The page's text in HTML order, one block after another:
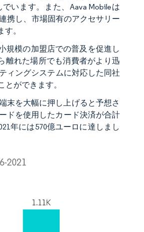
います。また、Aava Mobileは
携し、市場固有のアクセサリー
。
規模の加盟店での普及を促進し
離れた場所でも消費者がより迅
ィングシステムに対応した同社
ができます。
末を大幅に押し上げると予想さ
ドを使用したカード決済が合計
年には570億ユーロに達しまし